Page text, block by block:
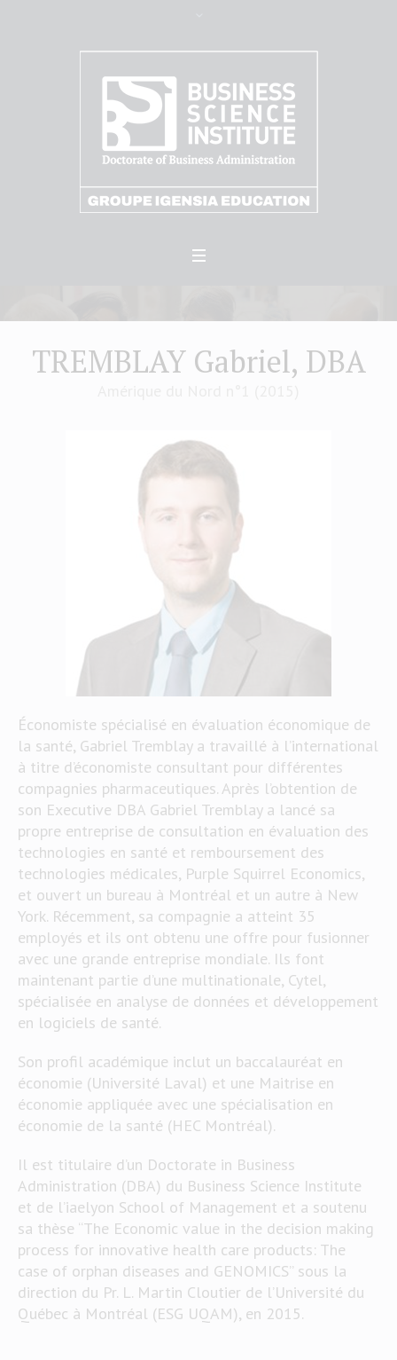
TREMBLAY Gabriel, DBA
Économiste spécialisé en évaluation économique de
la santé, Gabriel Tremblay a travaillé à l’international
à titre d’économiste consultant pour différentes
compagnies pharmaceutiques. Après l’obtention de
son Executive DBA Gabriel Tremblay a lancé sa
propre entreprise de consultation en évaluation des
technologies en santé et remboursement des
technologies médicales, Purple Squirrel Economics,
et ouvert un bureau à Montréal et un autre à New
York. Récemment, sa compagnie a atteint 35
employés et ils ont obtenu une offre pour fusionner
avec une grande entreprise mondiale. Ils font
maintenant partie d’une multinationale, Cytel,
spécialisée en analyse de données et développement
en logiciels de santé.
Son profil académique inclut un baccalauréat en
économie (Université Laval) et une Maitrise en
économie appliquée avec une spécialisation en
économie de la santé (HEC Montréal).
Il est titulaire d’un Doctorate in Business
Administration (DBA) du Business Science Institute
et de l’iaelyon School of Management et a soutenu
sa thèse “The Economic value in the decision making
process for innovative health care products: The
case of orphan diseases and GENOMICS” sous la
direction du Pr. L. Martin Cloutier de l’Université du
Québec à Montréal (ESG UQAM), en 2015.